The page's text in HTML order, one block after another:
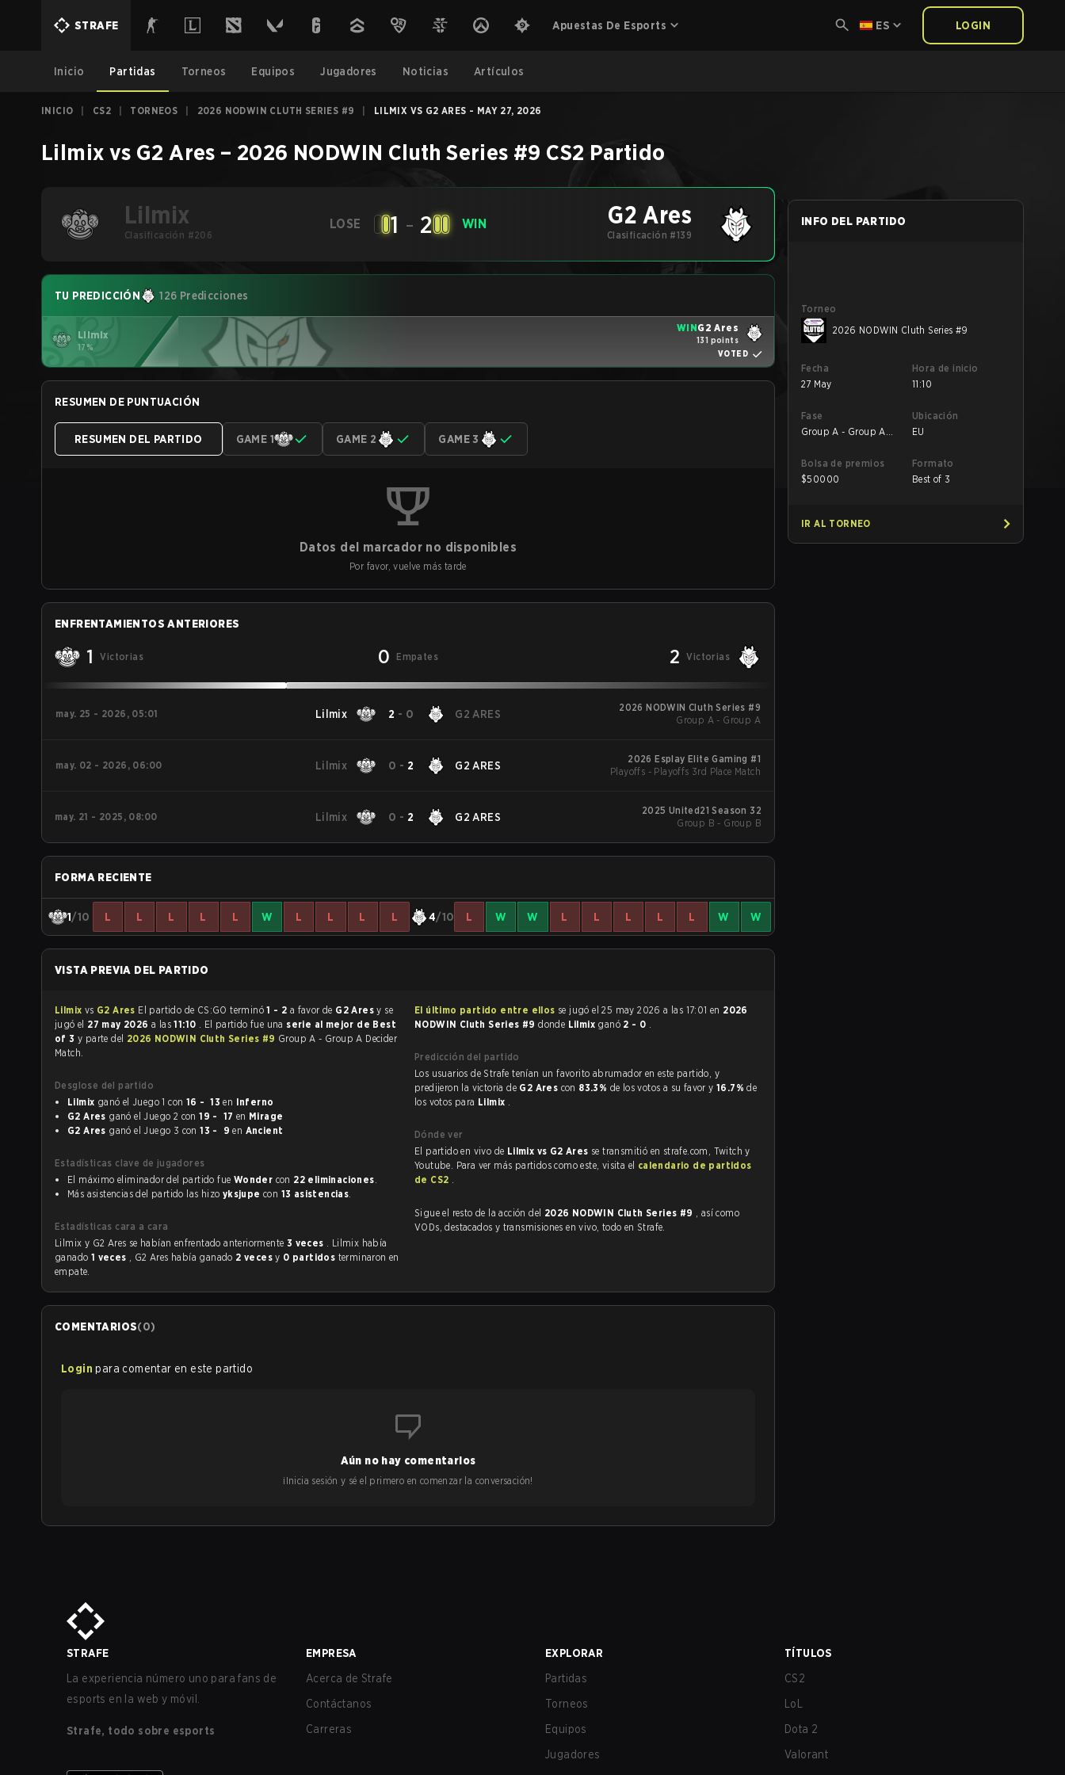
STRAFE Apuestas De Esports ES LOGIN
Inicio Partidas Torneos Equipos Jugadores Noticias Artículos
INICIO CS2 TORNEOS 2026 NODWIN CLUTH SERIES #9 LILMIX VS G2 ARES - MAY 27, 2026
Lilmix vs G2 Ares – 2026 NODWIN Cluth Series #9 CS2 Partido
Lilmix
Clasificación #206
LOSE 1 - 2 WIN G2 Ares
Clasificación #139
TU PREDICCIÓN 126 Predicciones
Lilmix
17%
WING2 Ares
131 points
VOTED
RESUMEN DE PUNTUACIÓN
RESUMEN DEL PARTIDO GAME 1 GAME 2 GAME 3
Datos del marcador no disponibles
Por favor, vuelve más tarde
ENFRENTAMIENTOS ANTERIORES
1 Victorias 0 Empates 2 Victorias
may. 25 - 2026, 05:01 Lilmix 2 - 0 G2 ARES
2026 NODWIN Cluth Series #9
Group A - Group A
may. 02 - 2026, 06:00 Lilmix 0 - 2 G2 ARES
2026 Esplay Elite Gaming #1
Playoffs - Playoffs 3rd Place Match
may. 21 - 2025, 08:00 Lilmix 0 - 2 G2 ARES
2025 United21 Season 32
Group B - Group B
FORMA RECIENTE
1/10 L L L L L W L L L L 4/10 L W W L L L L L W W
VISTA PREVIA DEL PARTIDO
Lilmix vs G2 Ares El partido de CS:GO terminó1 - 2 a favor de G2 Aresy se
jugó el 27 may 2026 a las11:10 . El partido fue una serie al mejor de Best
of 3 y parte del 2026 NODWIN Cluth Series #9 Group A - Group A Decider
Match.
Desglose del partido
Lilmix
ganó el Juego 1 con 16 - 13 en Inferno
G2 Ares
ganó el Juego 2 con 19 - 17 en Mirage
G2 Ares
ganó el Juego 3 con 13 - 9 en Ancient
Estadísticas clave de jugadores
El máximo eliminador del partido fue Wonder con 22 eliminaciones.
Más asistencias del partido las hizo yksjupe con 13 asistencias.
Estadísticas cara a cara
Lilmix y G2 Ares se habían enfrentado anteriormente 3 veces . Lilmix había
ganado 1 veces , G2 Ares había ganado 2 vecesy 0 partidos terminaron en
empate.
El último partido entre ellos se jugó el 25 may 2026 a las 17:01 en 2026
NODWIN Cluth Series #9donde Lilmix ganó 2 - 0 .
Predicción del partido
Los usuarios de Strafe tenían un favorito abrumador en este partido, y
predijeron la victoria de G2 Ares con 83.3% de los votos a su favor y 16.7%de
los votos para Lilmix .
Dónde ver
El partido en vivo de Lilmix vs G2 Ares se transmitió en strafe.com, Twitch y
Youtube. Para ver más partidos como este, visita el calendario de partidos
de CS2 .
Sigue el resto de la acción del 2026 NODWIN Cluth Series #9 , así como
VODs, destacados y transmisiones en vivo, todo en Strafe.
COMENTARIOS(0)
Login para comentar en este partido
Aún no hay comentarios
¡Inicia sesión y sé el primero en comenzar la conversación!
INFO DEL PARTIDO
Torneo
2026 NODWIN Cluth Series #9
Fecha
27 May
Hora de inicio
11:10
Fase
Group A - Group A
Ubicación
EU
Bolsa de premios
$50000
Formato
Best of 3
IR AL TORNEO
STRAFE
La experiencia número uno para fans de
esports en la web y móvil.
Strafe, todo sobre esports
EMPRESA
Acerca de Strafe
Contáctanos
Carreras
EXPLORAR
Partidas
Torneos
Equipos
Jugadores
TÍTULOS
CS2
LoL
Dota 2
Valorant